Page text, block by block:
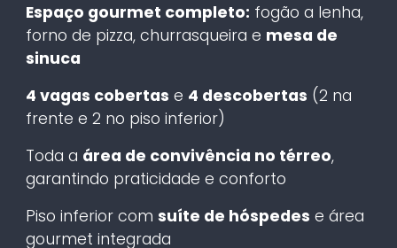
Espaço gourmet completo: fogão a lenha,
forno de pizza, churrasqueira e mesa de
sinuca
4 vagas cobertas e 4 descobertas (2 na
frente e 2 no piso inferior)
Toda a área de convivência no térreo,
garantindo praticidade e conforto
Piso inferior com suíte de hóspedes e área
gourmet integrada